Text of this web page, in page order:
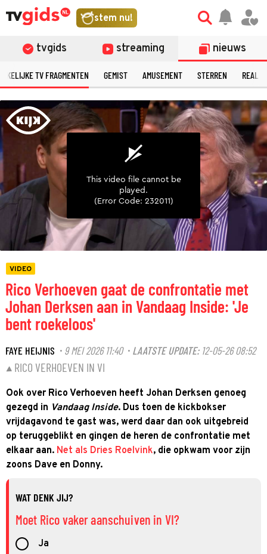
stem nu!
tvgids streaming nieuws
TV FRAGMENTEN GEMIST AMUSEMENT STERREN
©
VIDEO
Rico Verhoeven gaat de confrontatie met
Johan Derksen aan in Vandaag Inside: 'Je
bent roekeloos'
FAYE HEIJNIS · 9 MEI 2026 11:40· LAATSTE UPDATE: 12-05-26 08:52
RICO VERHOEVEN IN VI
Ook over Rico Verhoeven heeft Johan Derksen genoeg
gezegd in Vandaag Inside. Dus toen de kickbokser
vrijdagavond te gast was, werd daar dan ook uitgebreid
op teruggeblikt en gingen de heren de confrontatie met
elkaar aan. Net als Dries Roelvink, die opkwam voor zijn
zoons Dave en Donny.
WAT DENK JIJ?
Moet Rico vaker aanschuiven in VI?
Ja